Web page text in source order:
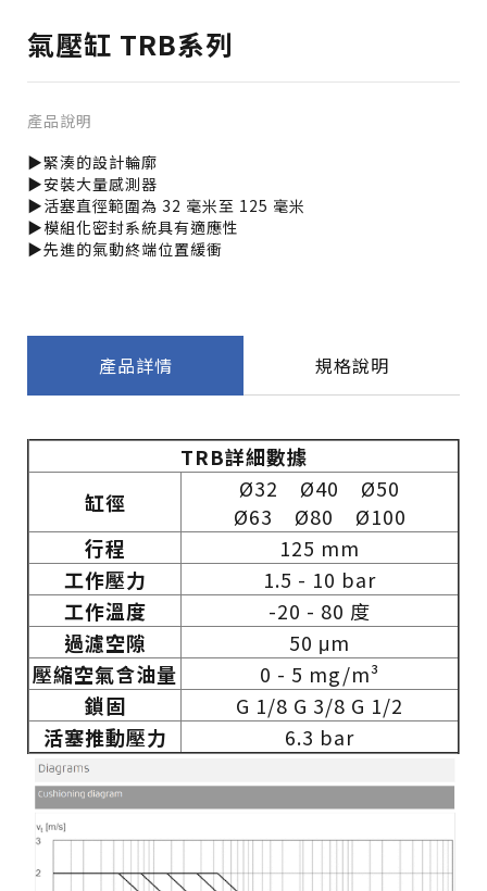
氣壓缸 TRB系列
產品說明
▶緊湊的設計輪廓
▶安裝大量感測器
▶活塞直徑範圍為 32 毫米至 125 毫米
▶模組化密封系統具有適應性
▶先進的氣動終端位置緩衝
產品詳情 規格說明
TRB詳細數據
缸徑
Ø32 Ø40 Ø50
Ø63 Ø80 Ø100
行程
125 mm
工作壓力
1.5 - 10 bar
工作溫度
-20 - 80 度
過濾空隙
50 μm
壓縮空氣含油量
0 - 5 mg/m³
鎖固
G 1/8 G 3/8 G 1/2
活塞推動壓力
6.3 bar